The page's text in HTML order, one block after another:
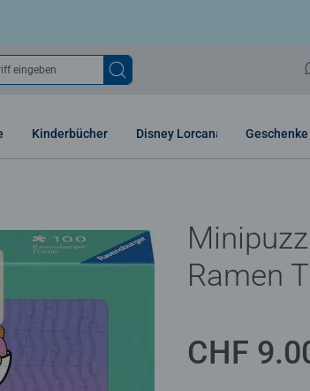
eingeben
Kinderbücher Disney Lorcana Geschenke
Ramen
CHF